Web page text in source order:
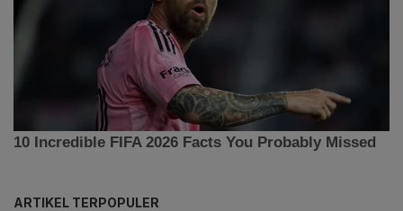
ARTIKEL TERPOPULER